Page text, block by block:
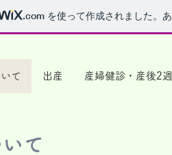
.com を使って作成されました。
て 出産 産婦健診・産後2
て